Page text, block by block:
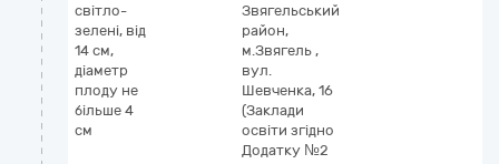
світло-
зелені, від
14 см,
діаметр
плоду не
більше 4
см
Звягельський
район,
м.Звягель ,
вул.
Шевченка, 16
(Заклади
освіти згідно
Додатку №2